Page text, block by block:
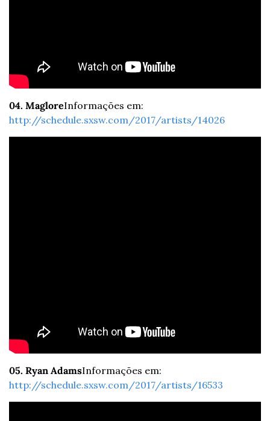
04. Maglore
http://schedule.sxsw.com/2017/artists/14026
05. Ryan Adams
http://schedule.sxsw.com/2017/artists/16533